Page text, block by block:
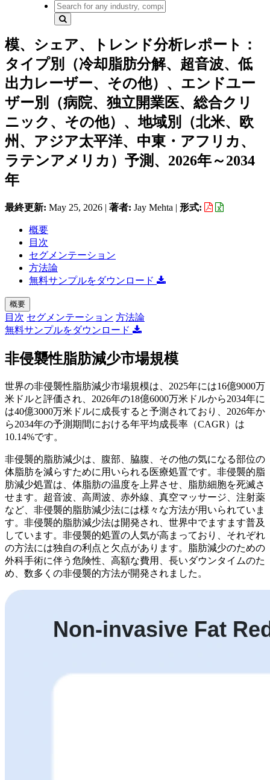
模、シェア、トレンド分析レポート：
タイプ別（冷却脂肪分解、超音波、低
出力レーザー、その他）、エンドユー
ザー別（病院、独立開業医、総合クリ
ニック、その他）、地域別（北米、欧
州、アジア太平洋、中東・アフリカ、
ラテンアメリカ）予測、2026年～2034
年
最終更新: May 25, 2026 | 著者: Jay Mehta | 形式:
概要
目次
セグメンテーション
方法論
無料サンプルをダウンロード
概要
目次 セグメンテーション 方法論
無料サンプルをダウンロード
非侵襲性脂肪減少市場規模
世界の非侵襲性脂肪減少市場規模は、2025年には16億9000万
米ドルと評価され、2026年の18億6000万米ドルから2034年に
は40億3000万米ドルに成長すると予測されており、2026年か
ら2034年の予測期間における年平均成長率（CAGR）は
10.14%です。
非侵襲的脂肪減少は、腹部、脇腹、その他の気になる部位の
体脂肪を減らすために用いられる医療処置です。非侵襲的脂
肪減少処置は、体脂肪の温度を上昇させ、脂肪細胞を死滅さ
せます。超音波、高周波、赤外線、真空マッサージ、注射薬
など、非侵襲的脂肪減少法には様々な方法が用いられていま
す。非侵襲的脂肪減少法は開発され、世界中でますます普及
しています。非侵襲的処置の人気が高まっており、それぞれ
の方法には独自の利点と欠点があります。脂肪減少のための
外科手術に伴う危険性、高額な費用、長いダウンタイムのた
め、数多くの非侵襲的方法が開発されました。